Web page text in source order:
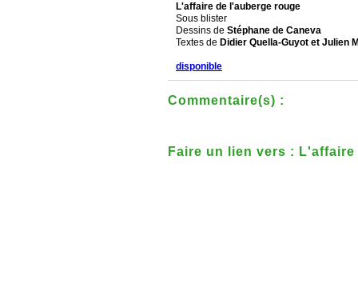
L'affaire de l'auberge rouge
Sous blister
Dessins de Stéphane de Caneva
Textes de Didier Quella-Guyot et Julien
disponible
Commentaire(s) :
Faire un lien vers :